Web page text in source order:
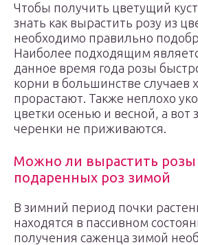
Чтобы получить цветущий
знать как вырастить розу из
необходимо правильно
Наиболее подходящим
данное время года розы
корни в большинстве случаев
прорастают. Также неплохо
цветки осенью и весной, а вот
черенки не приживаются.
Можно ли вырастить розы
подаренных роз зимой
В зимний период почки
находятся в пассивном
получения саженца зимой